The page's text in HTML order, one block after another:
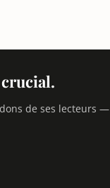
de ses lecteurs —